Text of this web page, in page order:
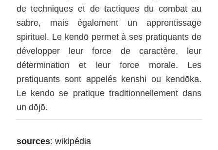
de techniques et de tactiques du combat au
sabre, mais également un apprentissage
spirituel. Le kendō permet à ses pratiquants de
développer leur force de caractère, leur
détermination et leur force morale. Les
pratiquants sont appelés kenshi ou kendōka.
Le kendo se pratique traditionnellement dans
un dōjō.
sources: wikipédia